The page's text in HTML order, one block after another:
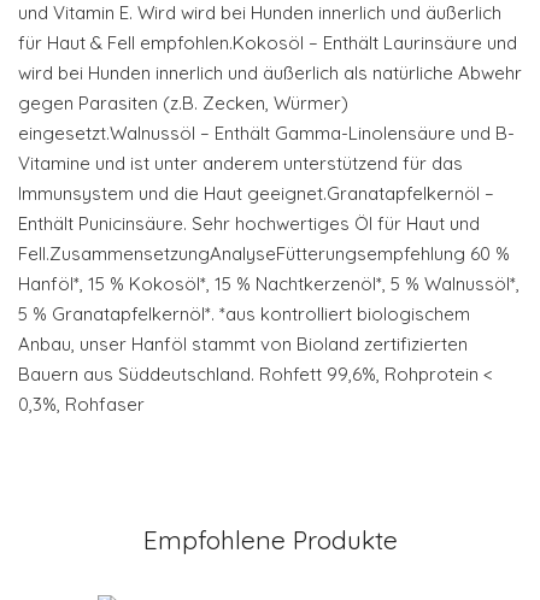
und Vitamin E. Wird wird bei Hunden innerlich und äußerlich
für Haut & Fell empfohlen.Kokosöl – Enthält Laurinsäure und
wird bei Hunden innerlich und äußerlich als natürliche Abwehr
gegen Parasiten (z.B. Zecken, Würmer)
eingesetzt.Walnussöl – Enthält Gamma-Linolensäure und B-
Vitamine und ist unter anderem unterstützend für das
Immunsystem und die Haut geeignet.Granatapfelkernöl –
Enthält Punicinsäure. Sehr hochwertiges Öl für Haut und
Fell.ZusammensetzungAnalyseFütterungsempfehlung 60 %
Hanföl*, 15 % Kokosöl*, 15 % Nachtkerzenöl*, 5 % Walnussöl*,
5 % Granatapfelkernöl*. *aus kontrolliert biologischem
Anbau, unser Hanföl stammt von Bioland zertifizierten
Bauern aus Süddeutschland. Rohfett 99,6%, Rohprotein <
0,3%, Rohfaser
Empfohlene Produkte